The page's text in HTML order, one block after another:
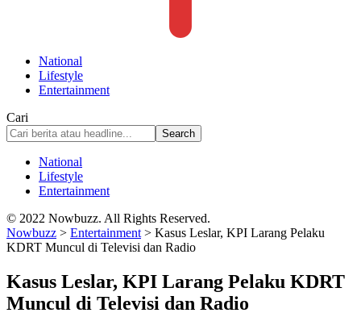
National
Lifestyle
Entertainment
Cari
National
Lifestyle
Entertainment
© 2022 Nowbuzz. All Rights Reserved.
Nowbuzz > Entertainment > Kasus Leslar, KPI Larang Pelaku
KDRT Muncul di Televisi dan Radio
Kasus Leslar, KPI Larang Pelaku KDRT
Muncul di Televisi dan Radio